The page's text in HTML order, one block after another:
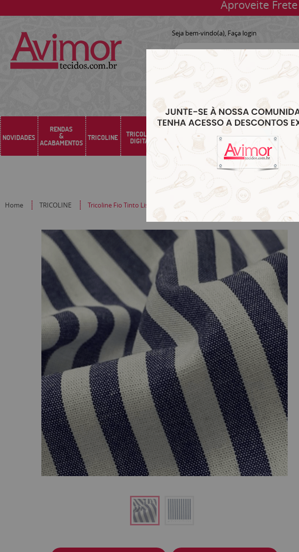
Aproveite
Seja bem-vindo(a), Faça login
NOVIDADES
RENDAS
&
ACABAMENTOS
TRICOLINE TRICOLINE
DIGITAL SARJA SINTÉTICOS &
CHITÃO
&
TRICÔ
Home TRICOLINE Tricoline Fio Tinto Listrado G Azul Marinho 1021L229